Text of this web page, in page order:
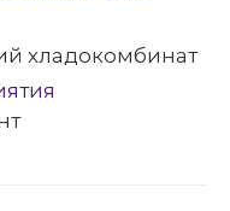
хладокомбинат